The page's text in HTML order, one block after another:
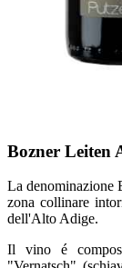
Bozner Leiten
La denominazione
zona collinare
dell'Alto Adige.
Il vino é